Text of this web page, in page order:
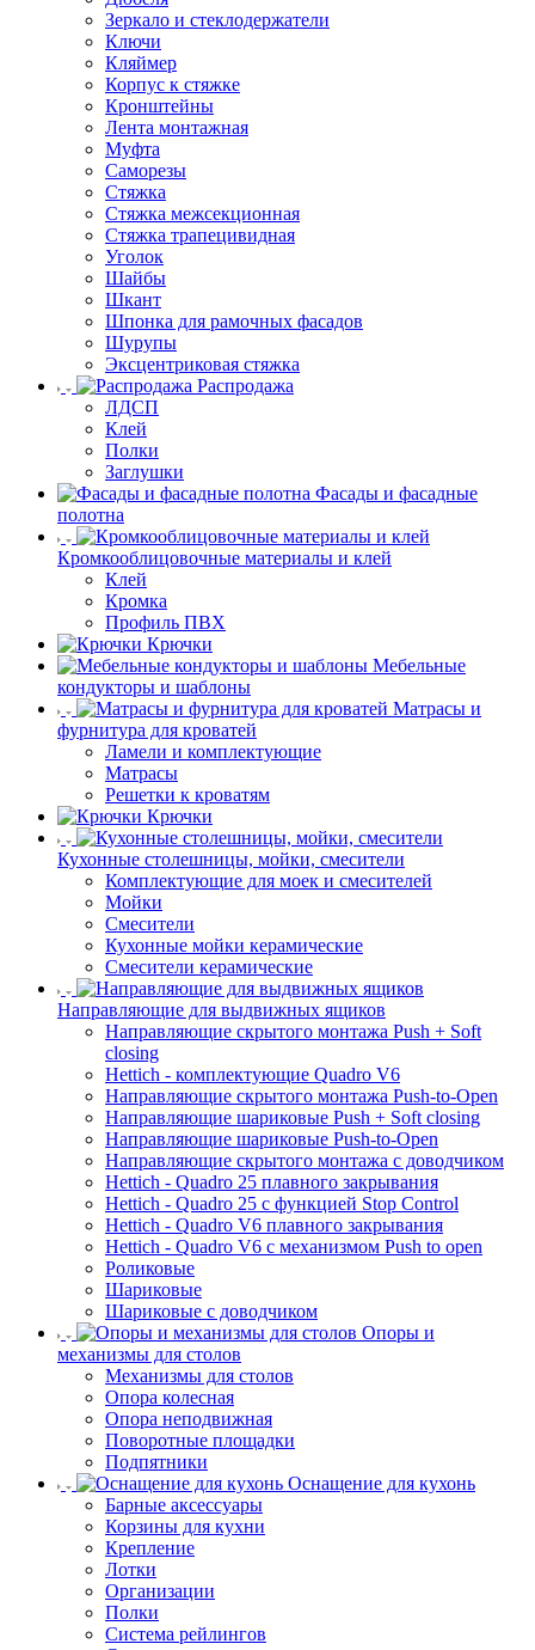
Зеркало и стеклодержатели
Ключи
Кляймер
Корпус к стяжке
Кронштейны
Лента монтажная
Муфта
Саморезы
Стяжка
Стяжка межсекционная
Стяжка трапецивидная
Уголок
Шайбы
Шкант
Шпонка для рамочных фасадов
Шурупы
Эксцентриковая стяжка
Распродажа
ЛДСП
Клей
Полки
Заглушки
Фасады и фасадные
полотна
Кромкооблицовочные материалы и клей
Клей
Кромка
Профиль ПВХ
Крючки
Мебельные
кондукторы и шаблоны
Матрасы и
фурнитура для кроватей
Ламели и комплектующие
Матрасы
Решетки к кроватям
Крючки
Кухонные столешницы, мойки, смесители
Комплектующие для моек и смесителей
Мойки
Смесители
Кухонные мойки керамические
Смесители керамические
Направляющие для выдвижных ящиков
Направляющие скрытого монтажа Push + Soft
closing
Hettich - комплектующие Quadro V6
Направляющие скрытого монтажа Push-to-Open
Направляющие шариковые Push + Soft closing
Направляющие шариковые Push-to-Open
Направляющие скрытого монтажа с доводчиком
Hettich - Quadro 25 плавного закрывания
Hettich - Quadro 25 с функцией Stop Control
Hettich - Quadro V6 плавного закрывания
Hettich - Quadro V6 с механизмом Push to open
Роликовые
Шариковые
Шариковые с доводчиком
Опоры и
механизмы для столов
Механизмы для столов
Опора колесная
Опора неподвижная
Поворотные площадки
Подпятники
Оснащение для кухонь
Барные аксессуары
Корзины для кухни
Крепление
Лотки
Организации
Полки
Система рейлингов